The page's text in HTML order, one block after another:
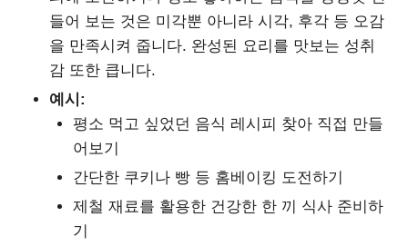
들어 보는 것은 미각뿐 아니라 시각, 후각 등 오감
을 만족시켜 줍니다. 완성된 요리를 맛보는 성취
감 또한 큽니다.
예시:
평소 먹고 싶었던 음식 레시피 찾아 직접 만들
어보기
간단한 쿠키나 빵 등 홈베이킹 도전하기
제철 재료를 활용한 건강한 한 끼 식사 준비하
기